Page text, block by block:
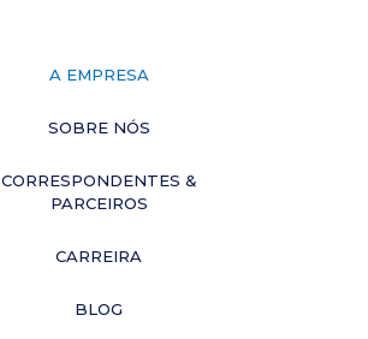
A EMPRESA
SOBRE NÓS
CORRESPONDENTES &
PARCEIROS
CARREIRA
BLOG